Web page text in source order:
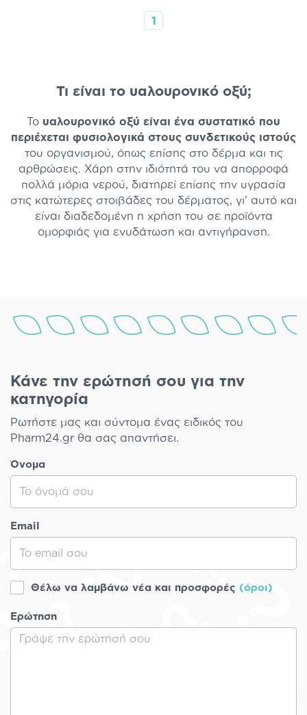
1
Τι είναι το υαλουρονικό οξύ;
Το υαλουρονικό οξύ είναι ένα συστατικό που
περιέχεται φυσιολογικά στους συνδετικούς ιστούς
του οργανισμού, όπως επίσης στο δέρμα και τις
αρθρώσεις. Χάρη στην ιδιότητά του να απορροφά
πολλά μόρια νερού, διατηρεί επίσης την υγρασία
στις κατώτερες στοιβάδες του δέρματος, γι’ αυτό και
είναι διαδεδομένη η χρήση του σε προϊόντα
ομορφιάς για ενυδάτωση και αντιγήρανση.
Κάνε την ερώτησή σου για την
κατηγορία
Ρωτήστε μας και σύντομα ένας ειδικός του
Pharm24.gr θα σας απαντήσει.
Όνομα
Email
Θέλω να λαμβάνω νέα και προσφορές (όροι)
Ερώτηση